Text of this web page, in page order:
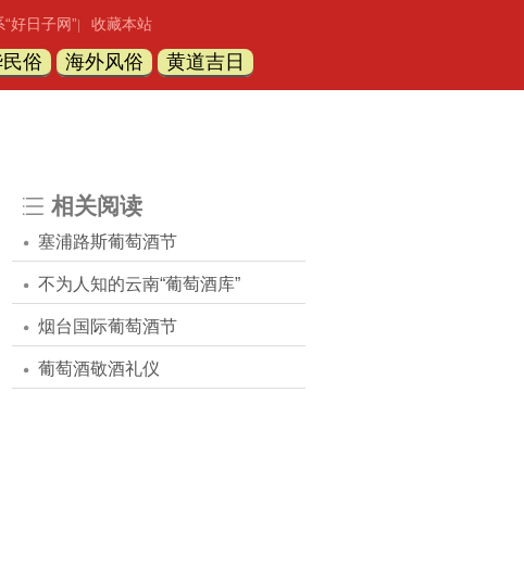
“好日子网” 收藏本站
俗 海外风俗 黄道吉日
相关阅读
塞浦路斯葡萄酒节
不为人知的云南“葡萄酒库”
烟台国际葡萄酒节
葡萄酒敬酒礼仪